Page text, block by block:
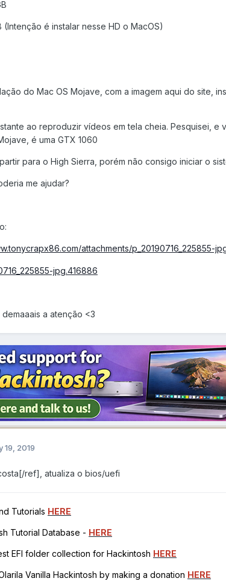
(Intenção é instalar nesse HD o MacOS)
do Mac OS Mojave, com a imagem aqui do site,
ao reproduzir vídeos em tela cheia. Pesquisei, e
é uma GTX 1060
para o High Sierra, porém não consigo iniciar o
me ajudar?
attachments/p_20190716_225855-
a atenção <3
19, 2019
ref], atualiza o bios/uefi
Tutorials HERE
Tutorial Database - HERE
EFI folder collection for Hackintosh HERE
Vanilla Hackintosh by making a donation HERE